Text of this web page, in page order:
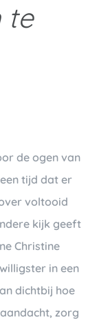
te
de ogen van
tijd dat er
voltooid
kijk geeft
Christine
in een
dichtbij hoe
zorg